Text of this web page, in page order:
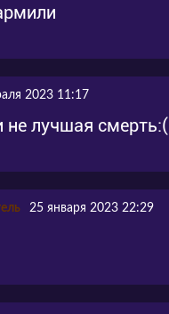
2023 11:17
не лучшая смерть:(
25 января 2023 22:29